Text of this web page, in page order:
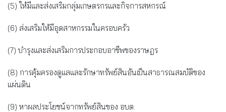
(5) ให้มีและส่งเสริมกลุ่มเกษตรกรและกิจการสหกรณ์
(6) ส่งเสริมให้มีอุตสาหกรรมในครอบครัว
(7) บำรุงและส่งเสริมการประกอบอาชีพของราษฎร
(8) การคุ้มครองดูแลและรักษาทรัพย์สินอันเป็นสาธารณสมบัติของ
แผ่นดิน
(9) หาผลประโยชน์จากทรัพย์สินของ อบต.